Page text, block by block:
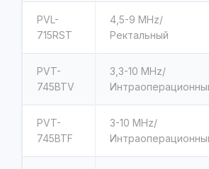
PVL-
715RST
4,5-9 MHz/
Ректальный
PVT-
745BTV
3,3-10 MHz/
PVT-
745BTF
3-10 MHz/